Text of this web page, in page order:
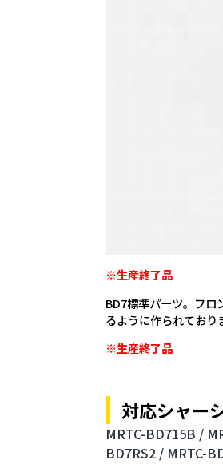
※生産終了品
BD7標準パーツ。フロ
るように作られており
※生産終了品
対応シャー
MRTC-BD715B /
BD7RS2 / MRTC-